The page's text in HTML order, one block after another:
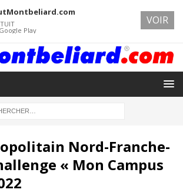
Nord-Franche-
« Mon Campus
Play
VOIR